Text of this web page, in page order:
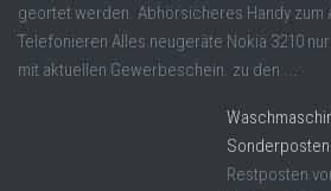
geortet werden. Abhörsicheres Handy zum
Telefonieren Alles neugeräte Nokia 3210
mit aktuellen Gewerbeschein. zu den ...
Restposten